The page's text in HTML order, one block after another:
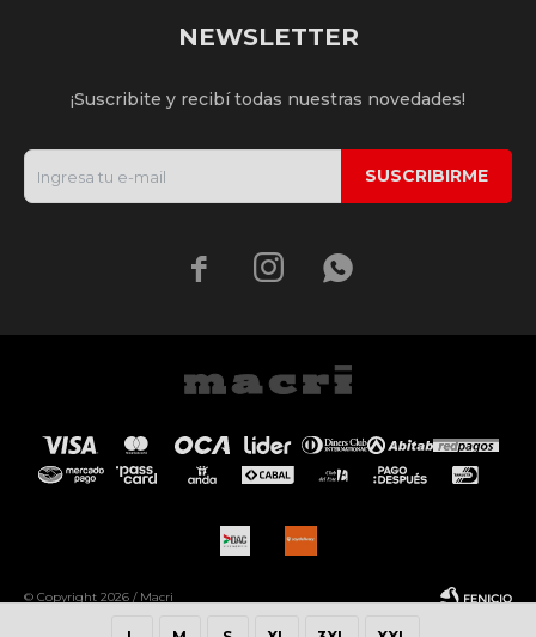
NEWSLETTER
¡Suscribite y recibí todas nuestras novedades!
SUSCRIBIRME
  
© Copyright 2026 / Macri